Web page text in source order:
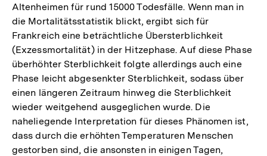
Altenheimen für rund 15000 Todesfälle. Wenn man in
die Mortalitätsstatistik blickt, ergibt sich für
Frankreich eine beträchtliche Übersterblichkeit
(Exzessmortalität) in der Hitzephase. Auf diese Phase
überhöhter Sterblichkeit folgte allerdings auch eine
Phase leicht abgesenkter Sterblichkeit, sodass über
einen längeren Zeitraum hinweg die Sterblichkeit
wieder weitgehend ausgeglichen wurde. Die
naheliegende Interpretation für dieses Phänomen ist,
dass durch die erhöhten Temperaturen Menschen
gestorben sind, die ansonsten in einigen Tagen,